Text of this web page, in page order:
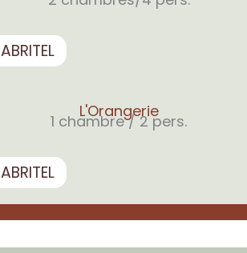
ABRITEL
L'Orangerie
1 chambre / 2 pers.
ABRITEL